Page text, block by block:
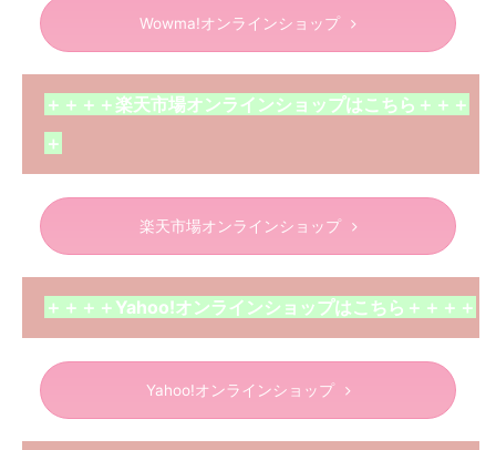
Wowma!オンラインショップ
＋＋＋＋楽天市場オンラインショップはこちら＋＋＋
＋
楽天市場オンラインショップ
＋＋＋＋Yahoo!オンラインショップはこちら＋＋＋＋
Yahoo!オンラインショップ